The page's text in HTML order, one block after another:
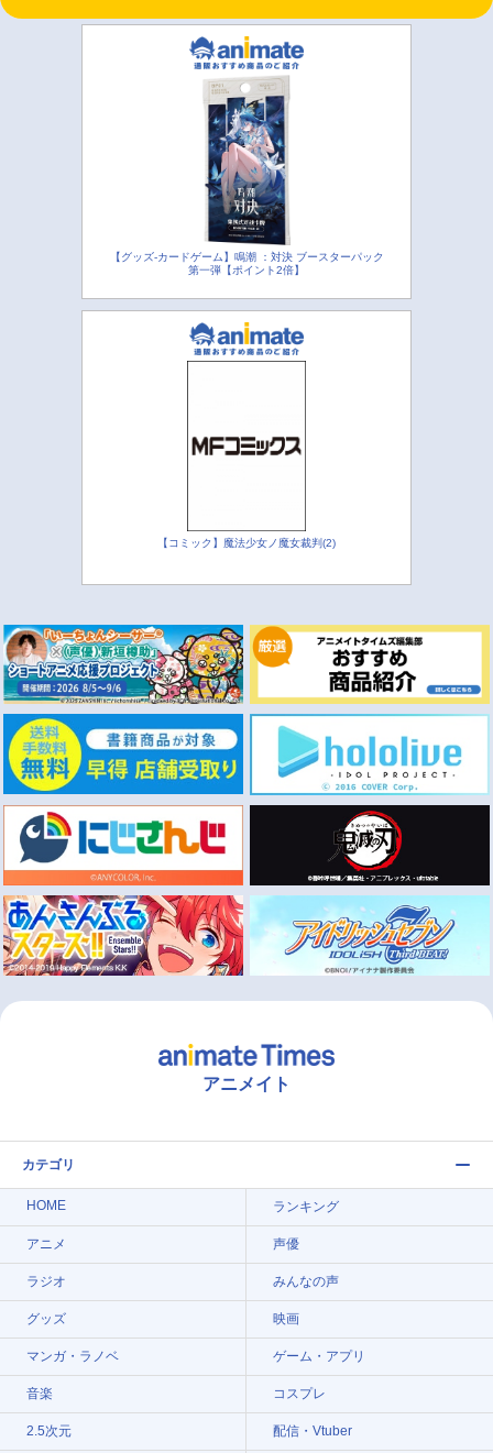
【グッズ-カードゲーム】鳴潮 ：対決 ブースターパック
第一弾【ポイント2倍】
【コミック】魔法少女ノ魔女裁判(2)
アニメイト
カテゴリ
HOME ランキング
アニメ 声優
ラジオ みんなの声
グッズ 映画
マンガ・ラノベ ゲーム・アプリ
音楽 コスプレ
2.5次元 配信・Vtuber